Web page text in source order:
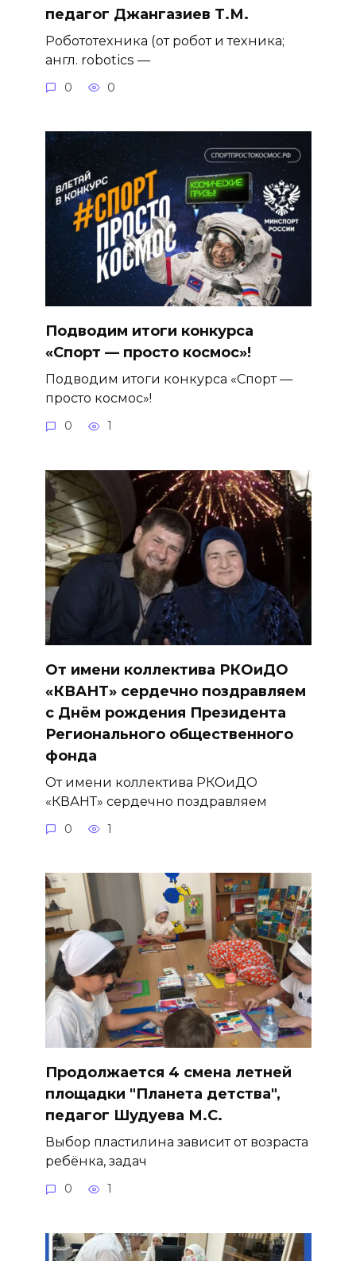
педагог Джангазиев Т.М.
Робототехника (от робот и техника;
англ. robotics —
0 0
Подводим итоги конкурса
«Спорт — просто космос»!
Подводим итоги конкурса «Спорт —
просто космос»!
0 1
От имени коллектива РКОиДО
«КВАНТ» сердечно поздравляем
с Днём рождения Президента
Регионального общественного
фонда
От имени коллектива РКОиДО
«КВАНТ» сердечно поздравляем
0 1
Продолжается 4 смена летней
площадки "Планета детства",
педагог Шудуева М.С.
Выбор пластилина зависит от возраста
ребёнка, задач
0 1